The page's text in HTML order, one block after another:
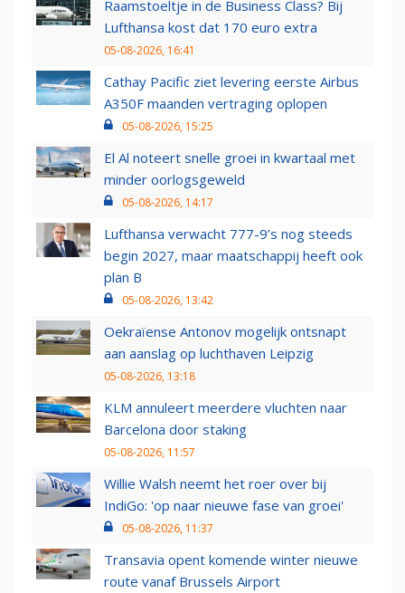
Raamstoeltje in de Business Class? Bij
Lufthansa kost dat 170 euro extra
05-08-2026, 16:41
Cathay Pacific ziet levering eerste Airbus
A350F maanden vertraging oplopen
05-08-2026, 15:25
El Al noteert snelle groei in kwartaal met
minder oorlogsgeweld
05-08-2026, 14:17
Lufthansa verwacht 777-9’s nog steeds
begin 2027, maar maatschappij heeft ook
plan B
05-08-2026, 13:42
Oekraïense Antonov mogelijk ontsnapt
aan aanslag op luchthaven Leipzig
05-08-2026, 13:18
KLM annuleert meerdere vluchten naar
Barcelona door staking
05-08-2026, 11:57
Willie Walsh neemt het roer over bij
IndiGo: 'op naar nieuwe fase van groei'
05-08-2026, 11:37
Transavia opent komende winter nieuwe
route vanaf Brussels Airport